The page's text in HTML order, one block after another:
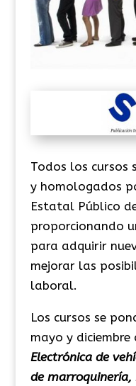
Todos los
y homologados
Estatal Público
proporcionando
para adquirir
mejorar las
laboral.
Los cursos se
mayo y diciembre
Electrónica de
de marroquinería,